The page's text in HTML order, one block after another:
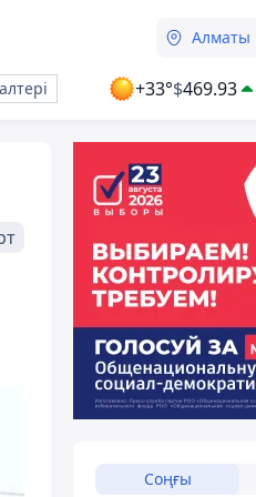
Алматы
+33°$469.93
Соңғы